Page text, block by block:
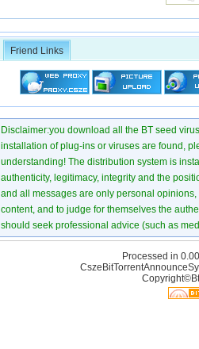
Friend Links
Disclaimer:you download all the BT seed
installation of plug-ins or viruses are found,
understanding! The distribution system is
authenticity, legitimacy, integrity and the
and all messages are only personal
content, and to judge for themselves the
should seek professional advice (such as
Processed in